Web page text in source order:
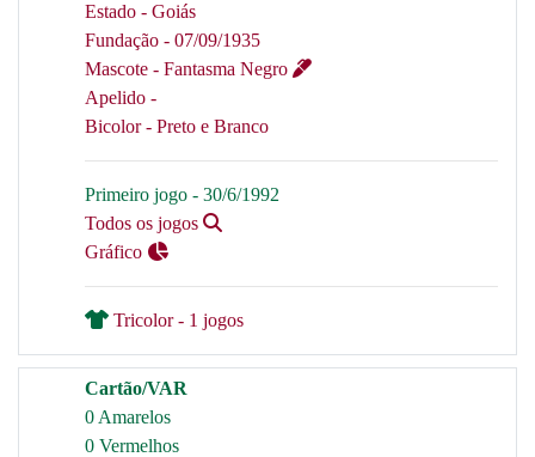
Estado - Goiás
Fundação - 07/09/1935
Mascote - Fantasma Negro
Apelido -
Bicolor - Preto e Branco
Primeiro jogo - 30/6/1992
Todos os jogos
Gráfico
Tricolor - 1 jogos
Cartão/VAR
0 Amarelos
0 Vermelhos